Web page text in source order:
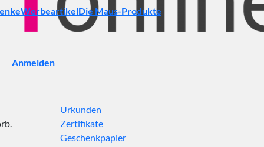
Anmelden
WerbeartikelDie Maus-Produkte
Urkunden
Zertifikate
Geschenkpapier